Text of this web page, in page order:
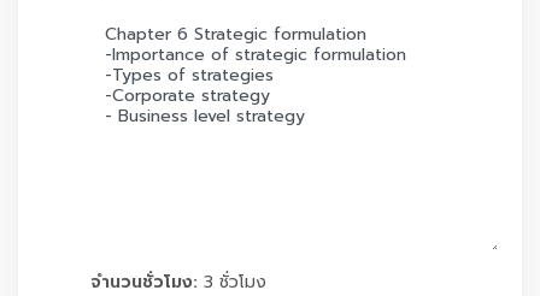
จำนวนชั่วโมง: 3 ชั่วโมง